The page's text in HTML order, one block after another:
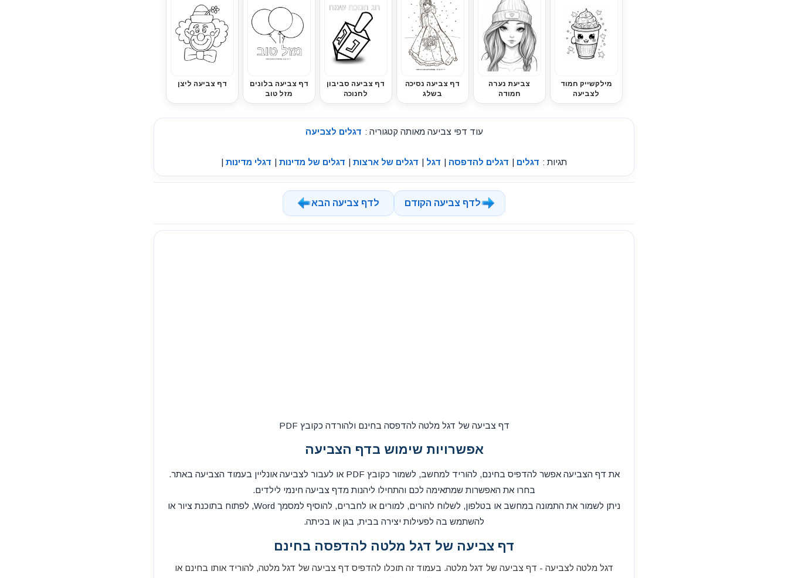
מילקשייק חמוד
לצביעה
צביעת נערה
חמודה
דף צביעה נסיכה
בשלג
דף צביעה סביבון
לחנוכה
דף צביעה בלונים
מזל טוב
דף צביעה ליצן
עוד דפי צביעה מאותה קטגוריה : דגלים לצביעה
תגיות : דגלים | דגלים להדפסה | דגל | דגלים של ארצות | דגלים של מדינות | דגלי מדינות |
לדף צביעה הקודם לדף צביעה הבא
דף צביעה של דגל מלטה להדפסה בחינם ולהורדה כקובץ PDF
אפשרויות שימוש בדף הצביעה
את דף הצביעה אפשר להדפיס בחינם, להוריד למחשב, לשמור כקובץ PDF או לעבור לצביעה אונליין בעמוד הצביעה באתר.
בחרו את האפשרות שמתאימה לכם והתחילו ליהנות מדף צביעה חינמי לילדים.
ניתן לשמור את התמונה במחשב או בטלפון, לשלוח להורים, למורים או לחברים, להוסיף למסמך Word, לפתוח בתוכנת ציור או
להשתמש בה לפעילות יצירה בבית, בגן או בכיתה.
דף צביעה של דגל מלטה להדפסה בחינם
דגל מלטה לצביעה - דף צביעה של דגל מלטה. בעמוד זה תוכלו להדפיס דף צביעה של דגל מלטה, להוריד אותו בחינם או